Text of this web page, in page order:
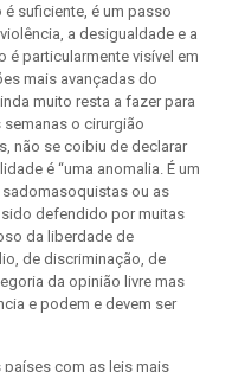
suficiente, é um passo
a desigualdade e a
é particularmente visível em
mais avançadas do
muito resta a fazer para
o cirurgião
não se coibiu de declarar
é “uma anomalia. É um
ou as
sido defendido por muitas
da liberdade de
de discriminação, de
da opinião livre mas
e podem e devem ser
com as leis mais